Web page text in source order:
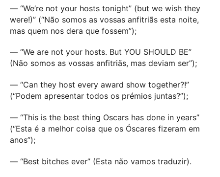
— “We’re not your hosts tonight” (but we wish they
were!)” (“Não somos as vossas anfitriãs esta noite,
mas quem nos dera que fossem”);
— “We are not your hosts. But YOU SHOULD BE”
(Não somos as vossas anfitriãs, mas deviam ser”);
— “Can they host every award show together?!”
(“Podem apresentar todos os prémios juntas?”);
— “This is the best thing Oscars has done in years”
(“Esta é a melhor coisa que os Óscares fizeram em
anos”);
— “Best bitches ever” (Esta não vamos traduzir).